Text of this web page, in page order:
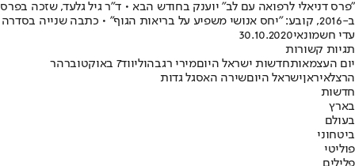
"פרס דניאלי לרפואה עם לב" יוענק בחודש הבא • ד"ר גיל גלעד, שזכה בפרס
ב-2016, קובע: "יחס אנושי משפיע על בריאות הגוף" • כתבה שנייה בסדרה
עדי חשמונאי30.10.2020
תגיות קשורות
יום העצמאותחדשות ישראל היוםמירי רגבהוליווד7 באוקטובר
הר
הרצלאיראןישראל היוםשירה האסגל גדות
חדשות
בארץ
בעולם
ביטחוני
פוליטי